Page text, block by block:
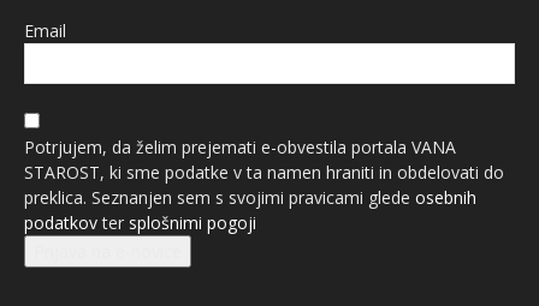
Email
Potrjujem, da želim prejemati e-obvestila portala VANA
STAROST, ki sme podatke v ta namen hraniti in obdelovati do
preklica. Seznanjen sem s svojimi pravicami glede osebnih
podatkovter splošnimi pogoji